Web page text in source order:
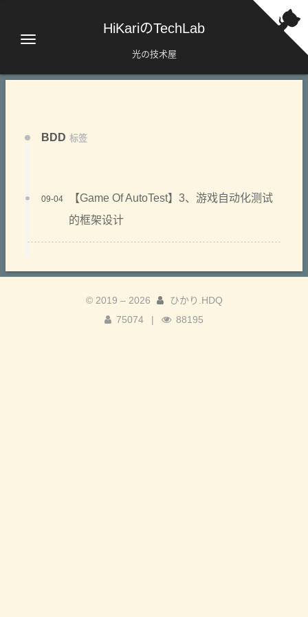
HiKariのTechLab
光の技术屋
BDD 标签
【Game Of AutoTest】3、游戏自动化测试
的框架设计
09-04
© 2019 – 2026
ひかり.HDQ
75074
| 88195